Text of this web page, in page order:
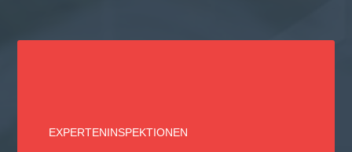
EXPERTENINSPEKTIONEN